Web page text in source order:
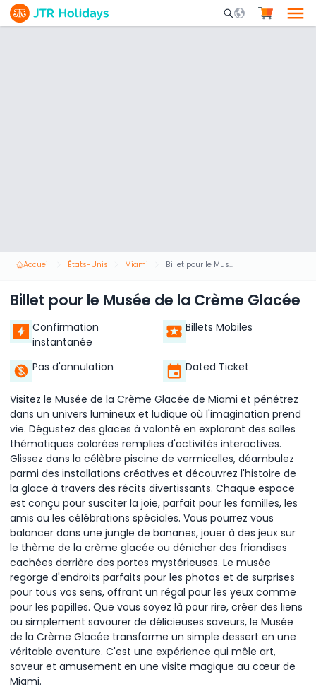
Mobile Search
Accueil États-Unis Miami Billet pour le Musée de la Crème Glacée
Billet pour le Musée de la Crème Glacée
Confirmation
instantanée
Billets Mobiles
Pas d'annulation Dated Ticket
Visitez le Musée de la Crème Glacée de Miami et pénétrez
dans un univers lumineux et ludique où l'imagination prend
vie. Dégustez des glaces à volonté en explorant des salles
thématiques colorées remplies d'activités interactives.
Glissez dans la célèbre piscine de vermicelles, déambulez
parmi des installations créatives et découvrez l'histoire de
la glace à travers des récits divertissants. Chaque espace
est conçu pour susciter la joie, parfait pour les familles, les
amis ou les célébrations spéciales. Vous pourrez vous
balancer dans une jungle de bananes, jouer à des jeux sur
le thème de la crème glacée ou dénicher des friandises
cachées derrière des portes mystérieuses. Le musée
regorge d'endroits parfaits pour les photos et de surprises
pour tous vos sens, offrant un régal pour les yeux comme
pour les papilles. Que vous soyez là pour rire, créer des liens
ou simplement savourer de délicieuses saveurs, le Musée
de la Crème Glacée transforme un simple dessert en une
véritable aventure. C'est une expérience qui mêle art,
saveur et amusement en une visite magique au cœur de
Miami.